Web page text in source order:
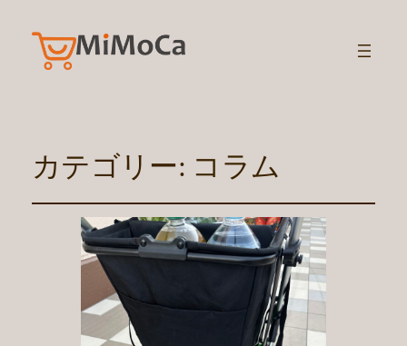
カテゴリー: コラム